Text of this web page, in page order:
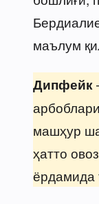
маълум
Дипфейк
машҳур
ҳатто
ёрдамида